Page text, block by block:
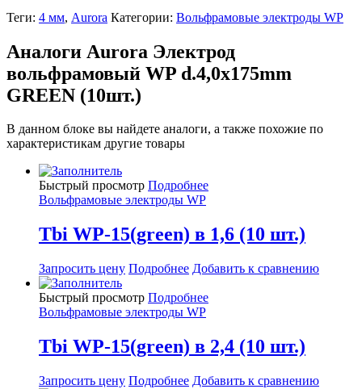
Теги: 4 мм, Aurora Категории: Вольфрамовые электроды WP
Аналоги Aurora Электрод
вольфрамовый WP d.4,0x175mm
GREEN (10шт.)
В данном блоке вы найдете аналоги, а также похожие по
характеристикам другие товары
Быстрый просмотр Подробнее
Вольфрамовые электроды WP
Tbi WP-15(green) в 1,6 (10 шт.)
Запросить цену Подробнее Добавить к сравнению
Быстрый просмотр Подробнее
Вольфрамовые электроды WP
Tbi WP-15(green) в 2,4 (10 шт.)
Запросить цену Подробнее Добавить к сравнению